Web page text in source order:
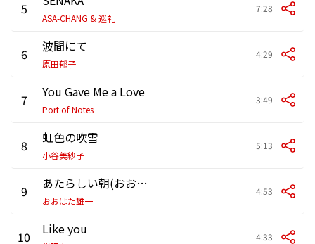
5
ASA-CHANG & 巡礼
7:28
6 波間にて
原田郁子
4:29
7 You Gave Me a Love
Port of Notes
3:49
8 虹色の吹雪
小谷美紗子
5:13
9 あたらしい朝(おおはた雄一×持田香織)
おおはた雄一
4:53
10 Like you 4:33